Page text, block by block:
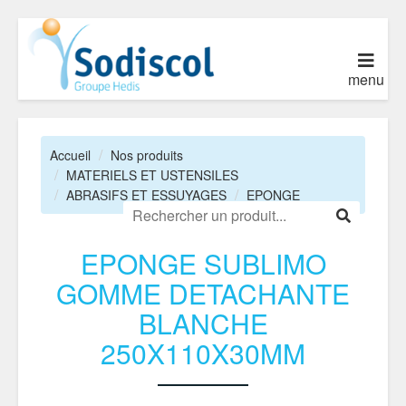
menu
Accueil
Nos produits
MATERIELS ET USTENSILES
ABRASIFS ET ESSUYAGES
EPONGE
EPONGE SUBLIMO
GOMME DETACHANTE
BLANCHE
250X110X30MM